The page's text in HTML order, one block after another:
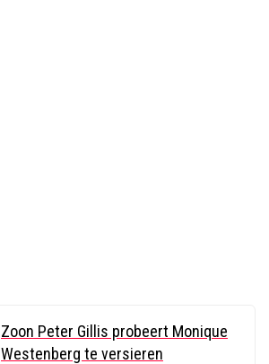
Zoon Peter Gillis probeert Monique
Westenberg te versieren